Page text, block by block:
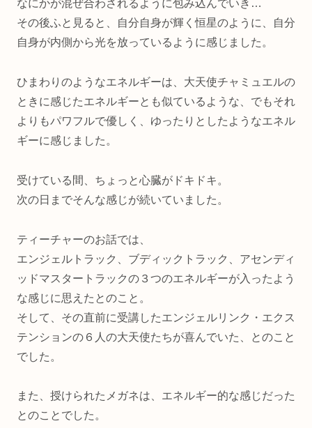
なにかが混ぜ合わされるように包み込んでいき…
その後ふと見ると、自分自身が輝く恒星のように、自分
自身が内側から光を放っているように感じました。
ひまわりのようなエネルギーは、大天使チャミュエルの
ときに感じたエネルギーとも似ているような、でもそれ
よりもパワフルで優しく、ゆったりとしたようなエネル
ギーに感じました。
受けている間、ちょっと心臓がドキドキ。
次の日までそんな感じが続いていました。
ティーチャーのお話では、
エンジェルトラック、ブディックトラック、アセンディ
ッドマスタートラックの３つのエネルギーが入ったよう
な感じに思えたとのこと。
そして、その直前に受講したエンジェルリンク・エクス
テンションの６人の大天使たちが喜んでいた、とのこと
でした。
また、授けられたメガネは、エネルギー的な感じだった
とのことでした。